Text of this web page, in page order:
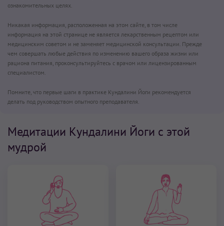
ознакомительных целях.
Никакая информация, расположенная на этом сайте, в том числе
информация на этой странице не является лекарственным рецептом или
медицинским советом и не заменяет медицинской консультации. Прежде
чем совершать любые действия по изменению вашего образа жизни или
рациона питания, проконсультируйтесь с врачом или лицензированным
специалистом.
Помните, что первые шаги в практике Кундалини Йоги рекомендуется
делать под руководством опытного преподавателя.
Медитации Кундалини Йоги с этой
мудрой